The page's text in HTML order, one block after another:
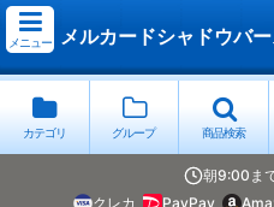
メニュー メルカードシャドウバ
カテゴリ グループ 商品検索
朝9:00ま
クレカ
PayPay